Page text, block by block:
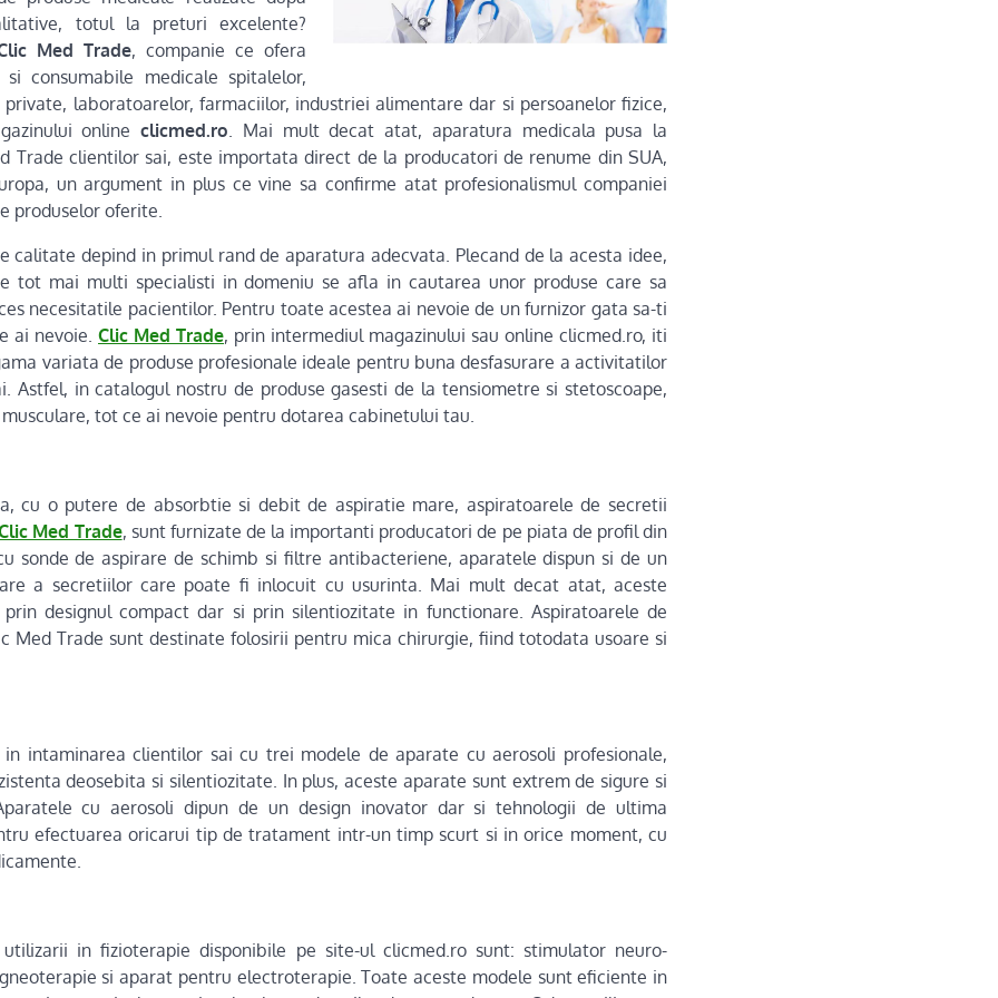
totul la preturi excelente?
Med Trade, companie ce ofera
consumabile medicale spitalelor,
laboratoarelor, farmaciilor, industriei alimentare dar si persoanelor fizice,
online clicmed.ro. Mai mult decat atat, aparatura medicala pusa la
Trade clientilor sai, este importata direct de la producatori de renume din SUA,
un argument in plus ce vine sa confirme atat profesionalismul companiei
produselor oferite.
calitate depind in primul rand de aparatura adecvata. Plecand de la acesta idee,
tot mai multi specialisti in domeniu se afla in cautarea unor produse care sa
necesitatile pacientilor. Pentru toate acestea ai nevoie de un furnizor gata sa-ti
ai nevoie. Clic Med Trade, prin intermediul magazinului sau online clicmed.ro, iti
variata de produse profesionale ideale pentru buna desfasurare a activitatilor
Astfel, in catalogul nostru de produse gasesti de la tensiometre si stetoscoape,
tot ce ai nevoie pentru dotarea cabinetului tau.
cu o putere de absorbtie si debit de aspiratie mare, aspiratoarele de secretii
Med Trade, sunt furnizate de la importanti producatori de pe piata de profil din
sonde de aspirare de schimb si filtre antibacteriene, aparatele dispun si de un
a secretiilor care poate fi inlocuit cu usurinta. Mai mult decat atat, aceste
designul compact dar si prin silentiozitate in functionare. Aspiratoarele de
Med Trade sunt destinate folosirii pentru mica chirurgie, fiind totodata usoare si
intaminarea clientilor sai cu trei modele de aparate cu aerosoli profesionale,
deosebita si silentiozitate. In plus, aceste aparate sunt extrem de sigure si
cu aerosoli dipun de un design inovator dar si tehnologii de ultima
efectuarea oricarui tip de tratament intr-un timp scurt si in orice moment, cu
in fizioterapie disponibile pe site-ul clicmed.ro sunt: stimulator neuro-
si aparat pentru electroterapie. Toate aceste modele sunt eficiente in